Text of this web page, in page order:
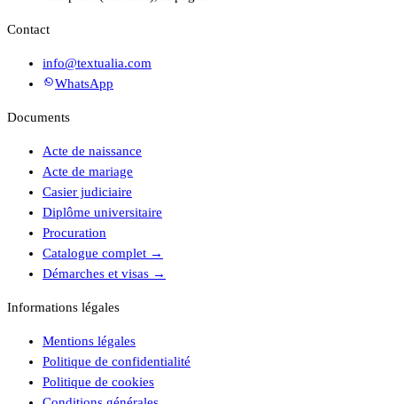
Contact
info@textualia.com
WhatsApp
Documents
Acte de naissance
Acte de mariage
Casier judiciaire
Diplôme universitaire
Procuration
Catalogue complet →
Démarches et visas →
Informations légales
Mentions légales
Politique de confidentialité
Politique de cookies